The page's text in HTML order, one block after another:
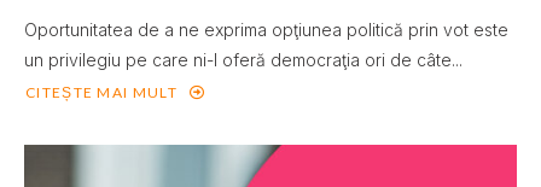
Oportunitatea de a ne exprima opţiunea politică prin vot este
un privilegiu pe care ni-l oferă democraţia ori de câte...
CITEȘTE MAI MULT